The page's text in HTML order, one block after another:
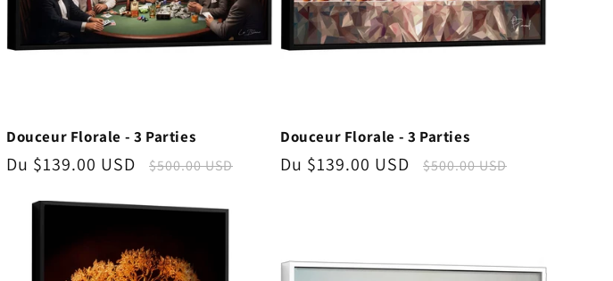
Douceur Florale - 3 Parties
Prix
Du $139.00 USD
Prix
$500.00 USD
Douceur Florale - 3 Parties
Prix
Du $139.00 USD
Prix
$500.00 USD